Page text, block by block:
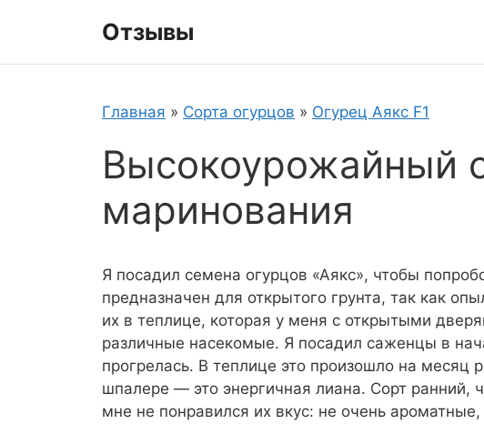
Отзывы
Главная » Сорта огурцов » Огурец Аякс F1
Высокоурожайный
маринования
Я посадил семена огурцов «Аякс», чтобы
предназначен для открытого грунта, так как
их в теплице, которая у меня с открытыми
различные насекомые. Я посадил саженцы в
прогрелась. В теплице это произошло на месяц
шпалере — это энергичная лиана. Сорт ранний,
мне не понравился их вкус: не очень